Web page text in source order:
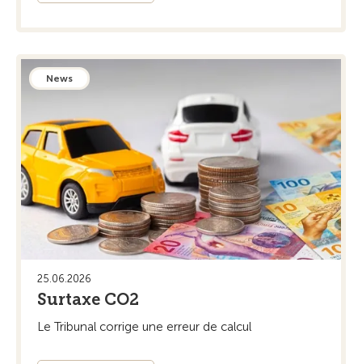
News
25.06.2026
Surtaxe CO2
Le Tribunal corrige une erreur de calcul